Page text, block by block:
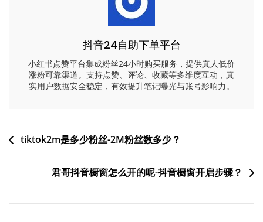
抖音24自助下单平台
小红书点赞平台集成粉丝24小时购买服务，提供真人低价
涨粉可靠渠道。支持点赞、评论、收藏等多维度互动，真
实用户数据安全稳定，有效提升笔记曝光与账号影响力。
文tiktok2m是多少粉丝-2M粉丝数多少？
君哥抖音橱窗怎么开的呢-抖音橱窗开启步骤？